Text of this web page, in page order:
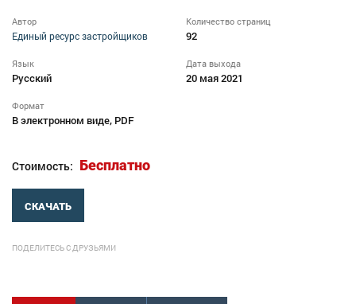
Автор
Единый ресурс застройщиков
Количество страниц
92
Язык
Русский
Дата выхода
20 мая 2021
Формат
В электронном виде, PDF
Стоимость: Бесплатно
СКАЧАТЬ
ПОДЕЛИТЕСЬ С ДРУЗЬЯМИ